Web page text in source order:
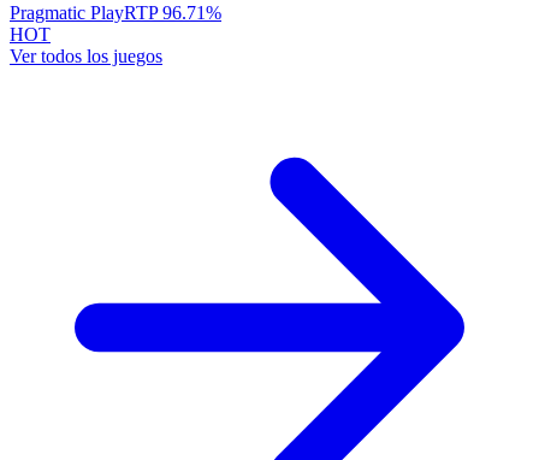
Pragmatic PlayRTP96.71%
HOT
Ver todos los juegos